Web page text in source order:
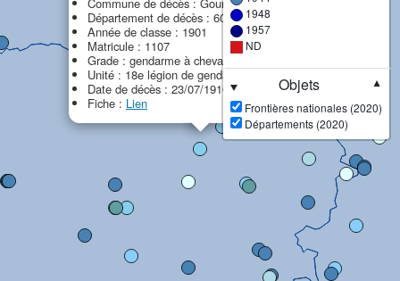
Département de décès : 60 - Oise
Année de classe : 1901
Matricule : 1107
Grade : gendarme à cheval
Unité : 18e légion de gendarmerie (18e LG)
Date de décès : 23/07/1916
Fiche : Lien
1948
1957
ND
Objets
▼
Frontières nationales (2020)
Départements (2020)